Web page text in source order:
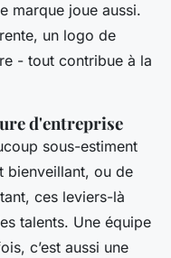
marque joue aussi.
un logo de
- tout contribue à la
d'entreprise
sous-estiment
bienveillant, ou de
ces leviers-là
talents. Une équipe
c’est aussi une